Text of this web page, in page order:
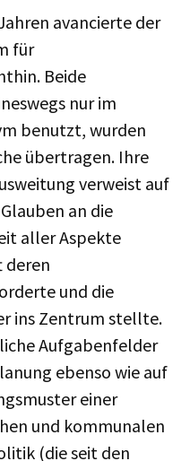
avancierte der
für
Beide
nur im
benutzt, wurden
übertragen. Ihre
verweist auf
an die
aller Aspekte
deren
und die
ins Zentrum stellte.
Aufgabenfelder
ebenso wie auf
einer
und kommunalen
(die seit den